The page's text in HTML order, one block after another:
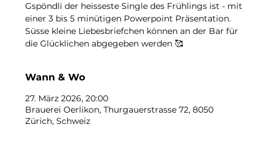
Gspöndli der heisseste Single des Frühlings ist - mit
einer 3 bis 5 minütigen Powerpoint Präsentation.
Süsse kleine Liebesbriefchen können an der Bar für
die Glücklichen abgegeben werden 🥰
Wann & Wo
27. März 2026, 20:00
Brauerei Oerlikon, Thurgauerstrasse 72, 8050
Zürich, Schweiz